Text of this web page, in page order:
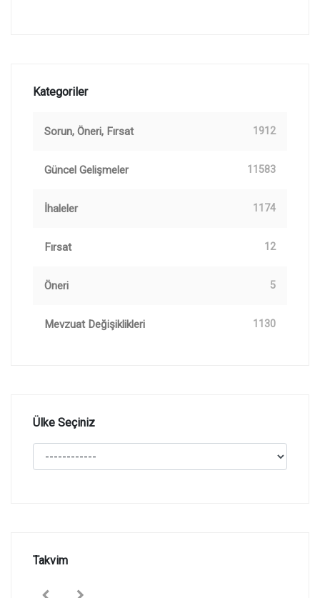
Kategoriler
Sorun, Öneri, Fırsat 1912
Güncel Gelişmeler 11583
İhaleler 1174
Fırsat 12
Öneri 5
Mevzuat Değişiklikleri 1130
Ülke Seçiniz
Takvim